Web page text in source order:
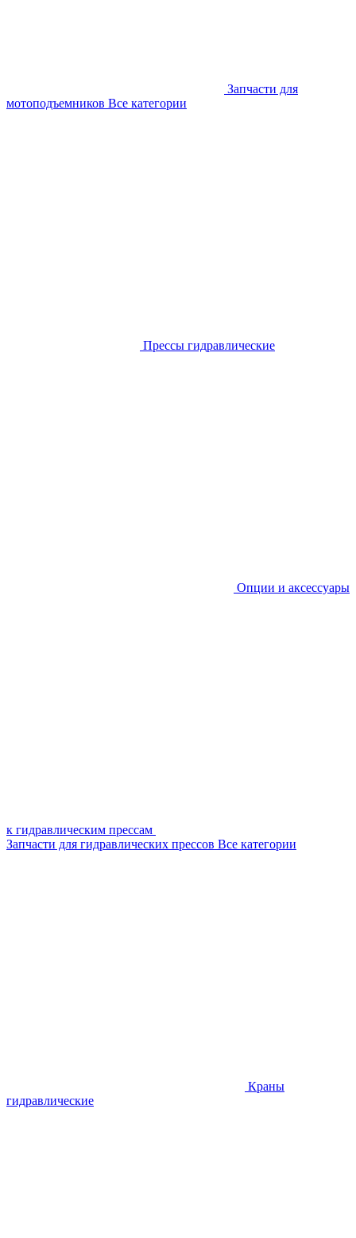
Запчасти для
мотоподъемников Все категории
Прессы гидравлические
Опции и аксессуары
к гидравлическим прессам
Запчасти для гидравлических прессов Все категории
Краны
гидравлические